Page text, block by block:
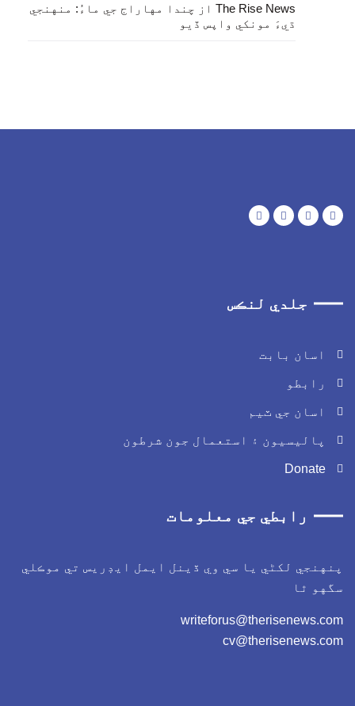
The Rise News از چندا مهاراج جي ماءُ: منهنجي
ڌيءَ مونکي واپس ڏيو
جلدي لنڪس
اسان بابت
رابطو
اسان جي ٽيم
پاليسيون ۽ استعمال جون شرطون
Donate
رابطي جي معلومات
پنهنجي لکڻي يا سي وي ڏينل ايمل ايڊريس تي موڪلي
سگهو ٿا
writeforus@therisenews.com
cv@therisenews.com